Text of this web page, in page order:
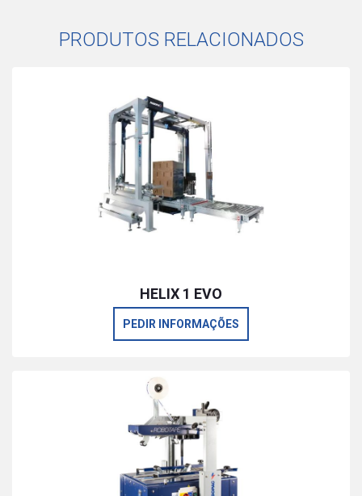
PRODUTOS RELACIONADOS
HELIX 1 EVO
PEDIR INFORMAÇÕES